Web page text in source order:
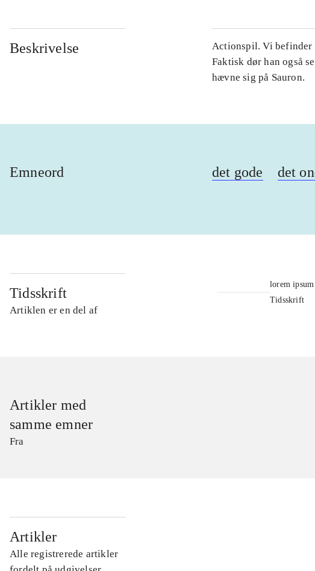
Beskrivelse
Actionspil. Vi befinder
Faktisk dør han også
hævne sig på Sauron.
Emneord det gode det
Tidsskrift
Artiklen er en del af
lorem
Tidsskrift
Artikler med
samme emner
Fra
Artikler
Alle registrerede artikler